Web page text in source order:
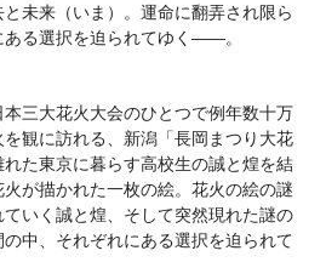
未来（いま）。運命に翻弄され限ら
る選択を迫られてゆく――。
三大花火大会のひとつで例年数十万
観に訪れる、新潟「長岡まつり大花
た東京に暮らす高校生の誠と煌を結
が描かれた一枚の絵。花火の絵の謎
いく誠と煌、そして突然現れた謎の
中、それぞれにある選択を迫られて